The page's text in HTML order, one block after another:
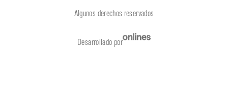
Algunos derechos reservados
Desarrollado por